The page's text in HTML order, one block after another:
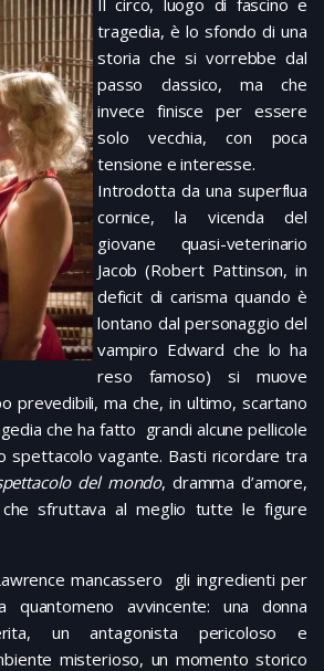
tragedia, è lo sfondo di una
storia che si vorrebbe dal
passo classico, ma che
invece finisce per essere
solo vecchia, con poca
tensione e interesse.
Introdotta da una superflua
cornice, la vicenda del
giovane quasi-veterinario
Jacob (Robert Pattinson, in
deficit di carisma quando è
lontano dal personaggio del
vampiro Edward che lo ha
reso famoso) si muove
prevedibili, ma che, in ultimo, scartano
che ha fatto grandi alcune pellicole
spettacolo vagante. Basti ricordare tra
del mondo, dramma d’amore,
che sfruttava al meglio tutte le figure
mancassero gli ingredienti per
quantomeno avvincente: una donna
un antagonista pericoloso e
misterioso, un momento storico